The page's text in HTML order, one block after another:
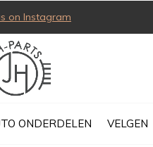
ONDERDELEN VELGEN
on Instagram